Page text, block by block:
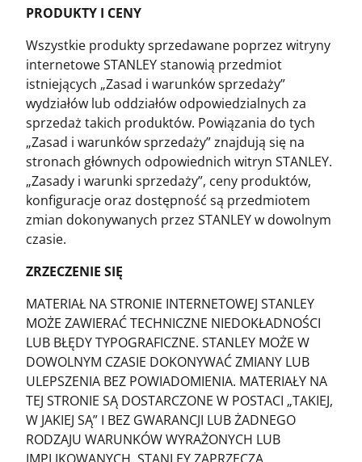
PRODUKTY I CENY
Wszystkie produkty sprzedawane poprzez witryny
internetowe STANLEY stanowią przedmiot
istniejących „Zasad i warunków sprzedaży”
wydziałów lub oddziałów odpowiedzialnych za
sprzedaż takich produktów. Powiązania do tych
„Zasad i warunków sprzedaży” znajdują się na
stronach głównych odpowiednich witryn STANLEY.
„Zasady i warunki sprzedaży”, ceny produktów,
konfiguracje oraz dostępność są przedmiotem
zmian dokonywanych przez STANLEY w dowolnym
czasie.
ZRZECZENIE SIĘ
MATERIAŁ NA STRONIE INTERNETOWEJ STANLEY
MOŻE ZAWIERAĆ TECHNICZNE NIEDOKŁADNOŚCI
LUB BŁĘDY TYPOGRAFICZNE. STANLEY MOŻE W
DOWOLNYM CZASIE DOKONYWAĆ ZMIANY LUB
ULEPSZENIA BEZ POWIADOMIENIA. MATERIAŁY NA
TEJ STRONIE SĄ DOSTARCZONE W POSTACI „TAKIEJ,
W JAKIEJ SĄ” I BEZ GWARANCJI LUB ŻADNEGO
RODZAJU WARUNKÓW WYRAŻONYCH LUB